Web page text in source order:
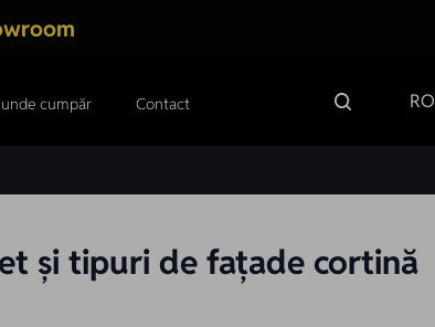
cumpăr Contact RO
și tipuri de fațade cortină